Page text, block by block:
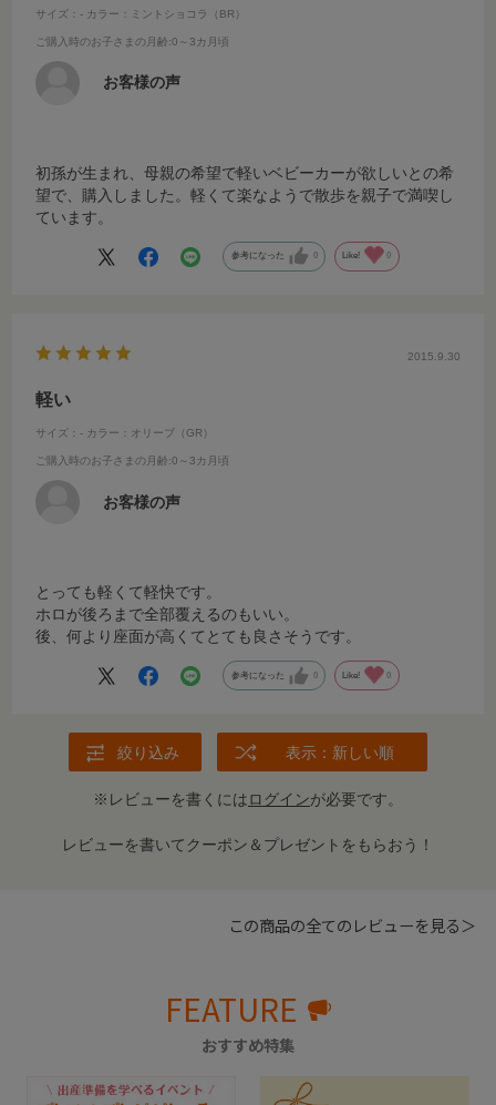
サイズ：- カラー：ミントショコラ（BR）
ご購入時のお子さまの月齢:0～3カ月頃
お客様の声
初孫が生まれ、母親の希望で軽いベビーカーが欲しいとの希
望で、購入しました。軽くて楽なようで散歩を親子で満喫し
ています。
参考になった 0 Like! 0
2015.9.30
軽い
サイズ：- カラー：オリーブ（GR）
ご購入時のお子さまの月齢:0～3カ月頃
お客様の声
とっても軽くて軽快です。
ホロが後ろまで全部覆えるのもいい。
後、何より座面が高くてとても良さそうです。
参考になった 0 Like! 0
絞り込み 表示：新しい順
※レビューを書くにはログインが必要です。
レビューを書いてクーポン＆プレゼントをもらおう！
この商品の全てのレビューを見る＞
FEATURE
おすすめ特集